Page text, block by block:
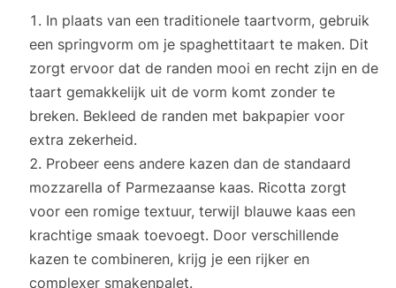
In plaats van een traditionele taartvorm, gebruik
een springvorm om je spaghettitaart te maken. Dit
zorgt ervoor dat de randen mooi en recht zijn en de
taart gemakkelijk uit de vorm komt zonder te
breken. Bekleed de randen met bakpapier voor
extra zekerheid.
Probeer eens andere kazen dan de standaard
mozzarella of Parmezaanse kaas. Ricotta zorgt
voor een romige textuur, terwijl blauwe kaas een
krachtige smaak toevoegt. Door verschillende
kazen te combineren, krijg je een rijker en
complexer smakenpalet.